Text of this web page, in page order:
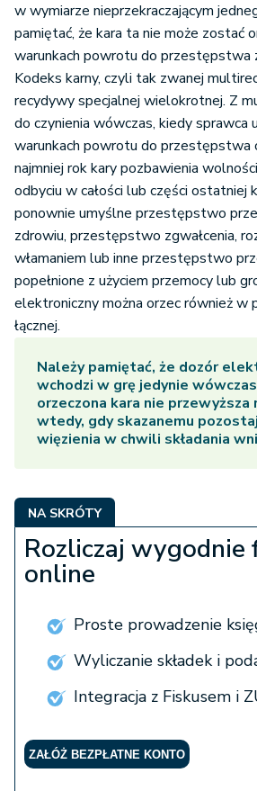
w wymiarze nieprzekraczającym
pamiętać, że kara ta nie może zostać
warunkach powrotu do
Kodeks karny, czyli tak zwanej
recydywy specjalnej wielokrotnej. Z
do czynienia wówczas, kiedy sprawca
warunkach powrotu do przestępstwa
najmniej rok kary pozbawienia
odbyciu w całości lub części ostatniej
ponownie umyślne przestępstwo
zdrowiu, przestępstwo zgwałcenia,
włamaniem lub inne przestępstwo
popełnione z użyciem przemocy lub
elektroniczny można orzec również w
łącznej.
Należy pamiętać, że dozór
wchodzi w grę jedynie
orzeczona kara nie przewyższa
wtedy, gdy skazanemu
więzienia w chwili składania
NA SKRÓTY
Rozliczaj wygodnie
online
Proste prowadzenie
Wyliczanie składek i
Integracja z Fiskusem i
ZAŁÓŻ BEZPŁATNE KONTO